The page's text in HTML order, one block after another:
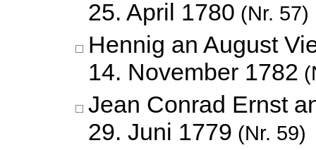
25. April 1780 (Nr. 57)
Hennig an August
14. November 1782
Jean Conrad Ernst
29. Juni 1779 (Nr. 59)